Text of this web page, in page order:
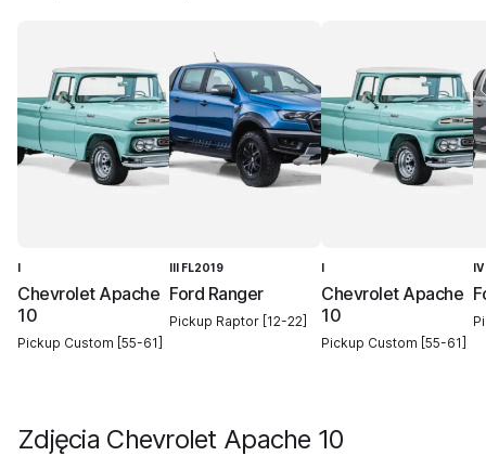
I
Chevrolet Apache
10
Pickup Custom [55-61]
III FL2019
Ford Ranger
Pickup Raptor [12-22]
I
Chevrolet Apache
10
Pickup Custom [55-61]
IV
Zdjęcia Chevrolet Apache 10